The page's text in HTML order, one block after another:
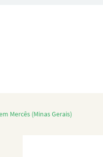
Mercês (Minas Gerais)